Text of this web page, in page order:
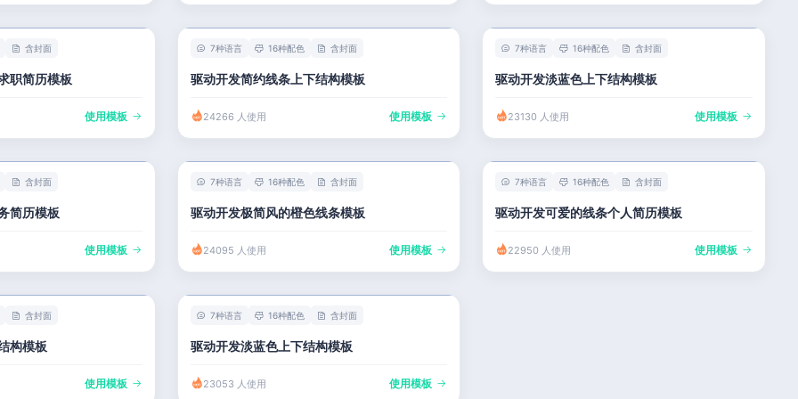
含封面
职简历模板
使用模板
7种语言 16种配色 含封面
驱动开发简约线条上下结构模板
24266 人使用 使用模板
7种语言 16种配色 含封面
驱动开发淡蓝色上下结构模板
23130 人使用 使用模板
含封面
简历模板
使用模板
7种语言 16种配色 含封面
驱动开发极简风的橙色线条模板
24095 人使用 使用模板
7种语言 16种配色 含封面
驱动开发可爱的线条个人简历模板
22950 人使用 使用模板
含封面
构模板
使用模板
7种语言 16种配色 含封面
驱动开发淡蓝色上下结构模板
23053 人使用 使用模板